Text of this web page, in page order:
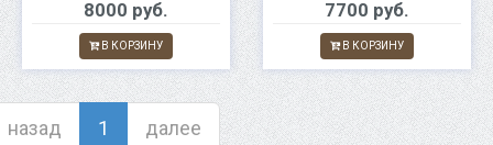
8000 руб.
В КОРЗИНУ
7700 руб.
В КОРЗИНУ
назад 1 далее